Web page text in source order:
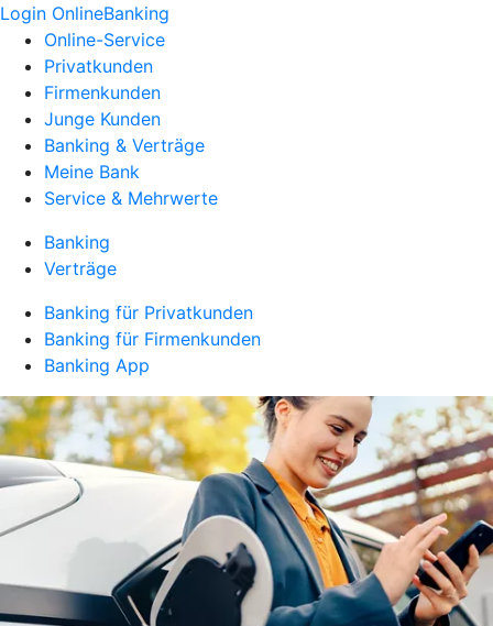
Login OnlineBanking
Online-Service
Privatkunden
Firmenkunden
Junge Kunden
Banking & Verträge
Meine Bank
Service & Mehrwerte
Banking
Verträge
Banking für Privatkunden
Banking für Firmenkunden
Banking App